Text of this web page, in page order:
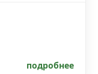
подробнее